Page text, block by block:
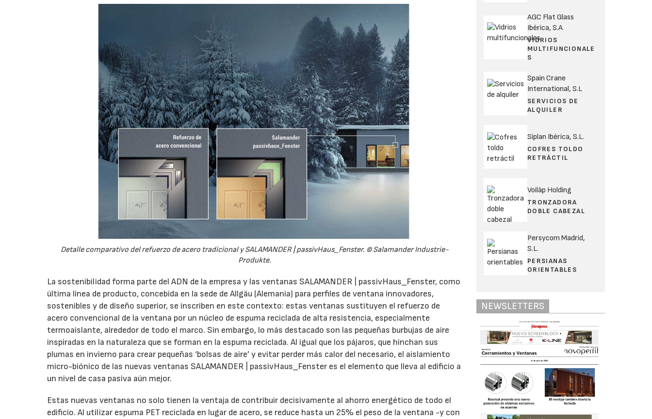
Detalle comparativo del refuerzo de acero tradicional y SALAMANDER | passivHaus_Fenster. © Salamander Industrie-
Produkte.
La sostenibilidad forma parte del ADN de la empresa y las ventanas SALAMANDER | passivHaus_Fenster, como
última línea de producto, concebida en la sede de Allgäu (Alemania) para perfiles de ventana innovadores,
sostenibles y de diseño superior, se inscriben en este contexto: estas ventanas sustituyen el refuerzo de
acero convencional de la ventana por un núcleo de espuma reciclada de alta resistencia, especialmente
termoaislante, alrededor de todo el marco. Sin embargo, lo más destacado son las pequeñas burbujas de aire
inspiradas en la naturaleza que se forman en la espuma reciclada. Al igual que los pájaros, que hinchan sus
plumas en invierno para crear pequeñas ‘bolsas de aire’ y evitar perder más calor del necesario, el aislamiento
micro-biónico de las nuevas ventanas SALAMANDER | passivHaus_Fenster es el elemento que lleva al edificio a
un nivel de casa pasiva aún mejor.
Estas nuevas ventanas no solo tienen la ventaja de contribuir decisivamente al ahorro energético de todo el
edificio. Al utilizar espuma PET reciclada en lugar de acero, se reduce hasta un 25% el peso de la ventana -y con
AGC Flat Glass
Ibérica, S.A
VIDRIOS
MULTIFUNCIONALE
S
Spain Crane
International, S.L
SERVICIOS DE
ALQUILER
Siplan Ibérica, S.L.
COFRES TOLDO
RETRÁCTIL
Voilàp Holding
TRONZADORA
DOBLE CABEZAL
Persycom Madrid,
S.L.
PERSIANAS
ORIENTABLES
NEWSLETTERS